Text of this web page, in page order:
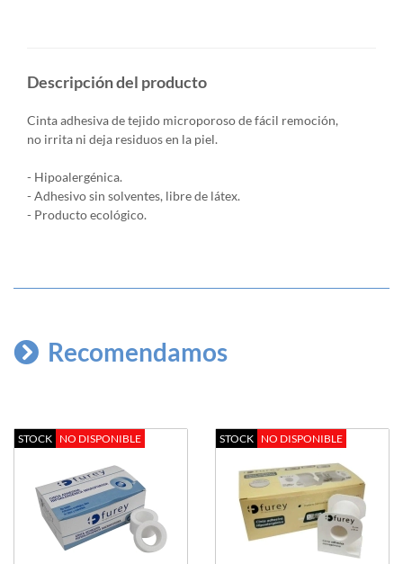
Descripción del producto
Cinta adhesiva de tejido microporoso de fácil remoción,
no irrita ni deja residuos en la piel.
- Hipoalergénica.
- Adhesivo sin solventes, libre de látex.
- Producto ecológico.
Recomendamos
STOCK NO DISPONIBLE STOCK NO DISPONIBLE